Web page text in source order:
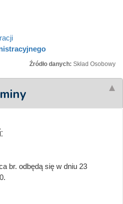
Źródło danych: Skład Osobowy
br. odbędą się w dniu 23